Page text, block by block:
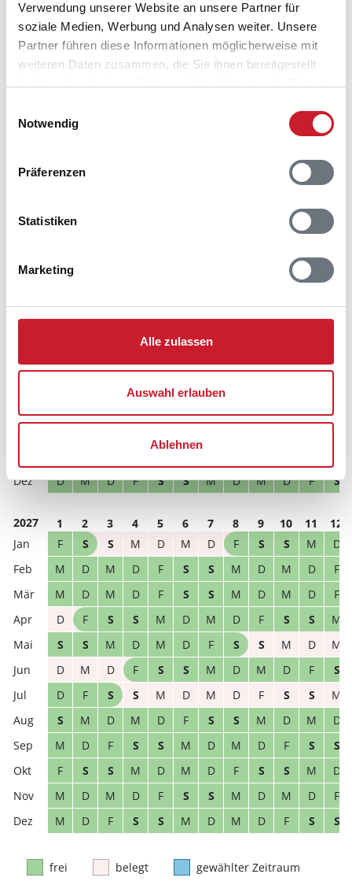
Verwendung unserer Website an unsere Partner für
soziale Medien, Werbung und Analysen weiter. Unsere
Partner führen diese Informationen möglicherweise mit
weiteren Daten zusammen, die Sie ihnen bereitgestellt
Notwendig
Präferenzen
Statistiken
Marketing
Alle zulassen
Auswahl erlauben
Ablehnen
Belegungskalender
Reisedauer auswählen
Anzahl Reisende auswählen
Sie bekommen Verfügbarkeit und Preis angezeigt
Reisezeitraumes auch Änderungen bei der
D
M D F S S M D M D F S
2027 1 2 3 4 5 6 7 8 9 10 11
12
F
S S M D M D F S S M
D
M
D M D F S S M D M D
F
M
D M D F S S M D M D
F
D
F S S M D M D F S S
M
S
S M D M D F S S M D
M
D
M D F S S M D M D F
S
D
F S S M D M D F S S
M
S
M D M D F S S M D M
D
M
D F S S M D M D F S
S
F
S S M D M D F S S M
D
M
D M D F S S M D M D
F
M
D F S S M D M D F S S
frei belegt gewählter Zeitraum